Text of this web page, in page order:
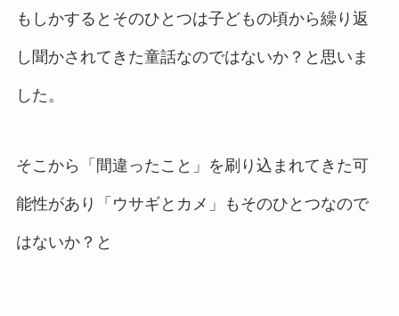
もしかするとそのひとつは子どもの頃から繰り返
し聞かされてきた童話なのではないか？と思いま
した。
そこから「間違ったこと」を刷り込まれてきた可
能性があり「ウサギとカメ」もそのひとつなので
はないか？と